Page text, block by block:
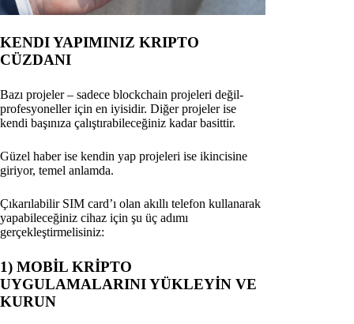
KENDI YAPIMINIZ KRIPTO
CÜZDANI
Bazı projeler – sadece blockchain projeleri değil-
profesyoneller için en iyisidir. Diğer projeler ise
kendi başınıza çalıştırabileceğiniz kadar basittir.
Güzel haber ise kendin yap projeleri ise ikincisine
giriyor, temel anlamda.
Çıkarılabilir SIM card’ı olan akıllı telefon kullanarak
yapabileceğiniz cihaz için şu üç adımı
gerçekleştirmelisiniz:
1) MOBİL KRİPTO
UYGULAMALARINI YÜKLEYİN VE
KURUN